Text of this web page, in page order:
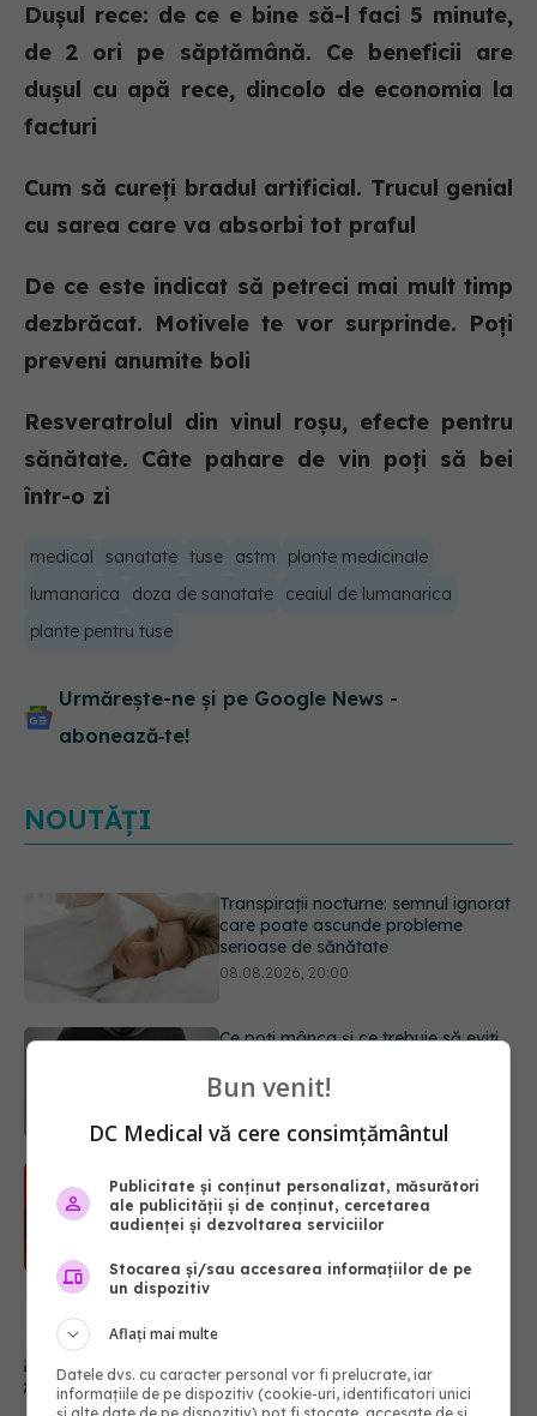
Dușul rece: de ce e bine să-l faci 5 minute,
de 2 ori pe săptămână. Ce beneficii are
dușul cu apă rece, dincolo de economia la
facturi
Cum să cureți bradul artificial. Trucul genial
cu sarea care va absorbi tot praful
De ce este indicat să petreci mai mult timp
dezbrăcat. Motivele te vor surprinde. Poți
preveni anumite boli
Resveratrolul din vinul roșu, efecte pentru
sănătate. Câte pahare de vin poți să bei
într-o zi
medical sanatate tuse astm
plante medicinale
lumanarica
doza de sanatate
ceaiul de lumanarica
plante pentru tuse
Urmărește-ne și pe Google News -
abonează‑te!
NOUTĂȚI
Ce poți mânca și ce trebuie să eviți
dacă ai gastrită: exemplu de meniu
care reduce inflamația stomacului
08.08.2026, 19:00
Microplasticele pot traversa bariera
08.08.2026, 18:00
păr. Tot mai multe femei îl adoră
08.08.2026, 17:00
08.08.2026, 16:00
Bun venit!
DC Medical vă cere consimțământul
Publicitate și conținut personalizat, măsurători
ale publicității și de conținut, cercetarea
audienței și dezvoltarea serviciilor
Stocarea și/sau accesarea informațiilor de pe
un dispozitiv
Aflați mai multe
Datele dvs. cu caracter personal vor fi prelucrate, iar
informațiile de pe dispozitiv (cookie-uri, identificatori unici